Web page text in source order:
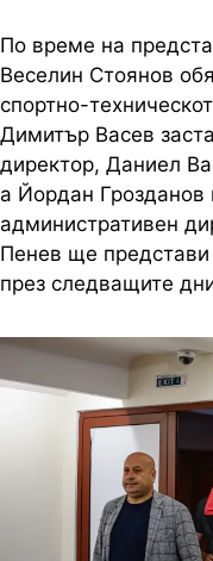
По време на
Веселин Стоянов
спортно-
Димитър Васев
директор, Даниел
а Йордан
административен
Пенев ще
през следващите